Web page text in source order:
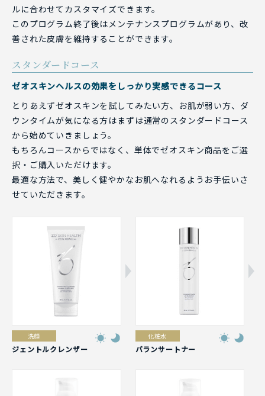
ルに合わせてカスタマイズできます。
このプログラム終了後はメンテナンスプログラムがあり、改
善された皮膚を維持することができます。
スタンダードコース
ゼオスキンヘルスの効果をしっかり実感できるコース
とりあえずゼオスキンを試してみたい方、お肌が弱い方、ダ
ウンタイムが気になる方はまずは通常のスタンダードコース
から始めていきましょう。
もちろんコースからではなく、単体でゼオスキン商品をご選
択・ご購入いただけます。
最適な方法で、美しく健やかなお肌へなれるようお手伝いさ
せていただきます。
洗顔
ジェントルクレンザー
化粧水
バランサートナー